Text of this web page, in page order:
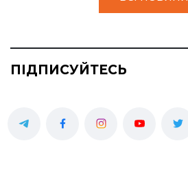
ПІДПИСУЙТЕСЬ